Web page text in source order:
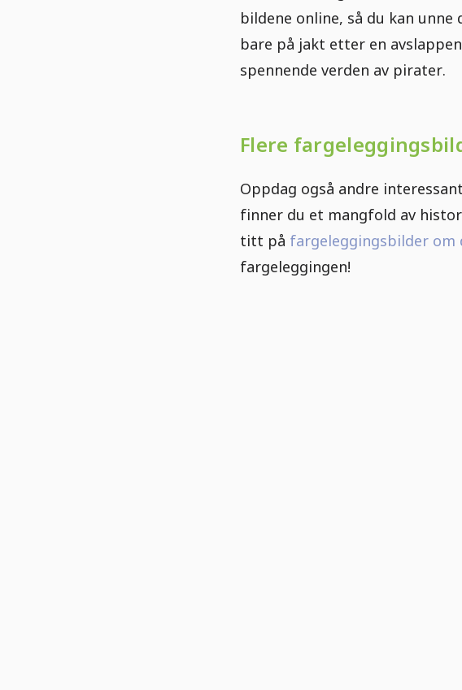
bildene online, så du kan
bare på jakt etter en
spennende verden av pirater.
Flere
Oppdag også andre
finner du et mangfold av
titt på fargeleggingsbilder om
fargeleggingen!